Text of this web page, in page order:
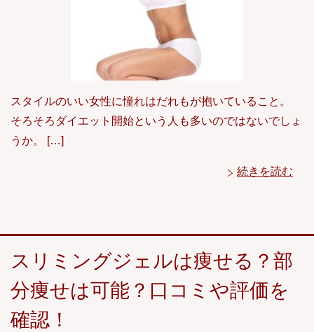
スタイルのいい女性に憧れはだれもが抱いていること。
そろそろダイエット開始という人も多いのではないでしょ
うか。 […]
続きを読む
スリミングジェルは痩せる？部
分痩せは可能？口コミや評価を
確認！